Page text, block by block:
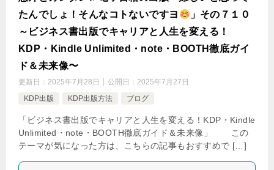
たんでしょ！そんなコトないですヨ
」その７１０
～ビジネス書出版でキャリアと人生を変える！
KDP・Kindle Unlimited・note・BOOTH徹底ガイ
ド＆未来像〜
更新日： 2025年7月28日 公開日： 2025年7月27日
KDP出版
KDP出版方法 ブログ
「ビジネス書出版でキャリアと人生を変える！KDP・Kindle
Unlimited・note・BOOTH徹底ガイド＆未来像」 この
テーマが気になった方は、こちらの記事もおすすめで […]